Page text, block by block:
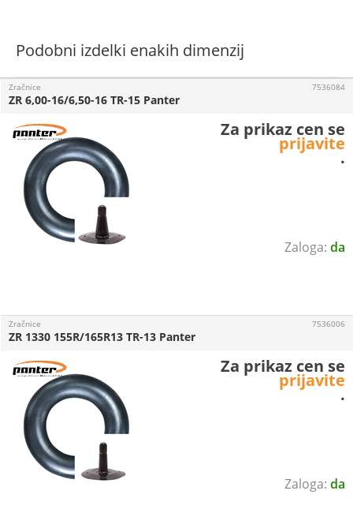
Podobni izdelki enakih dimenzij
da
Zračnice
ZR 6,00-16/6,50-16 TR-15 Panter
7536084
Za prikaz cen se
prijavite
.
da
Zračnice
ZR 1330 155R/165R13 TR-13 Panter
7536006
Za prikaz cen se
prijavite
.